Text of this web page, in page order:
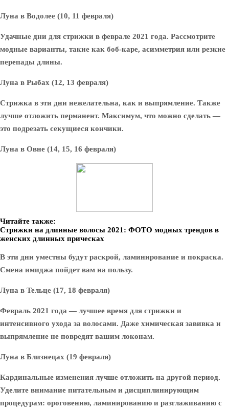
Луна в Водолее (10, 11 февраля)
Удачные дни для стрижки в феврале 2021 года. Рассмотрите
модные варианты, такие как боб-каре, асимметрия или резкие
перепады длины.
Луна в Рыбах (12, 13 февраля)
Стрижка в эти дни нежелательна, как и выпрямление. Также
лучше отложить перманент. Максимум, что можно сделать —
это подрезать секущиеся кончики.
Луна в Овне (14, 15, 16 февраля)
Читайте также:
Стрижки на длинные волосы 2021: ФОТО модных трендов в
женских длинных прическах
В эти дни уместны будут раскрой, ламинирование и покраска.
Смена имиджа пойдет вам на пользу.
Луна в Тельце (17, 18 февраля)
Февраль 2021 года — лучшее время для стрижки и
интенсивного ухода за волосами. Даже химическая завивка и
выпрямление не повредят вашим локонам.
Луна в Близнецах (19 февраля)
Кардинальные изменения лучше отложить на другой период.
Уделите внимание питательным и дисциплинирующим
процедурам: ороговению, ламинированию и разглаживанию с